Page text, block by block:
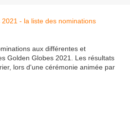
aux différentes et
Golden Globes 2021. Les résultats
lors d'une cérémonie animée par